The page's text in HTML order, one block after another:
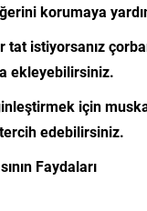
korumaya
tat istiyorsanız
ekleyebilirsiniz.
için
edebilirsiniz.
Faydaları